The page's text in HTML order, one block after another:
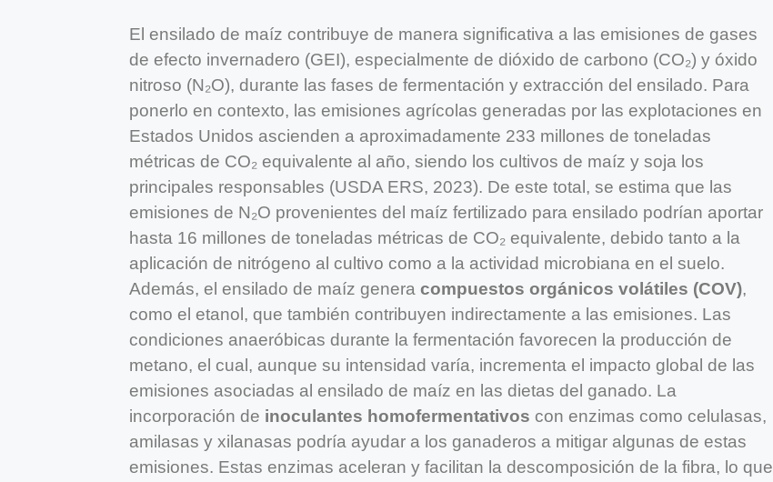
El ensilado de maíz contribuye de manera significativa a las emisiones de gases
de efecto invernadero (GEI), especialmente de dióxido de carbono (CO₂) y óxido
nitroso (N₂O), durante las fases de fermentación y extracción del ensilado. Para
ponerlo en contexto, las emisiones agrícolas generadas por las explotaciones en
Estados Unidos ascienden a aproximadamente 233 millones de toneladas
métricas de CO₂ equivalente al año, siendo los cultivos de maíz y soja los
principales responsables (USDA ERS, 2023). De este total, se estima que las
emisiones de N₂O provenientes del maíz fertilizado para ensilado podrían aportar
hasta 16 millones de toneladas métricas de CO₂ equivalente, debido tanto a la
aplicación de nitrógeno al cultivo como a la actividad microbiana en el suelo.
Además, el ensilado de maíz genera compuestos orgánicos volátiles (COV),
como el etanol, que también contribuyen indirectamente a las emisiones. Las
condiciones anaeróbicas durante la fermentación favorecen la producción de
metano, el cual, aunque su intensidad varía, incrementa el impacto global de las
emisiones asociadas al ensilado de maíz en las dietas del ganado. La
incorporación de inoculantes homofermentativos con enzimas como celulasas,
amilasas y xilanasas podría ayudar a los ganaderos a mitigar algunas de estas
emisiones. Estas enzimas aceleran y facilitan la descomposición de la fibra, lo que